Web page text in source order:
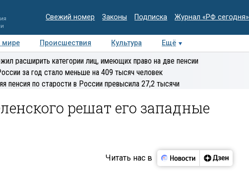
Свежий номер Законы Подписка Журнал «РФ сегодня»
мире Происшествия Культура Ещё
Медиацентр Интервью Колумнисты
Деловая
расширить категории лиц, имеющих право на две пенсии
за год стало меньше на 409 тысяч человек
пенсия по старости в России превысила 27,2 тысячи
решат его западные
Читать нас в